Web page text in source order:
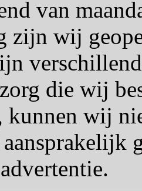
van
zijn wij
die wij
kunnen wij